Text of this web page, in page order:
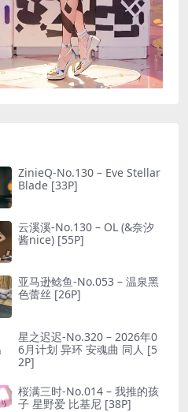
ZinieQ-No.130 – Eve Stellar
Blade [33P]
云溪溪-No.130 – OL (&奈汐
酱nice) [55P]
亚马逊鲶鱼-No.053 – 温泉黑
色蕾丝 [26P]
星之迟迟-No.320 – 2026年0
6月计划 异环 安魂曲 同人 [5
2P]
桜满三时-No.014 – 我推的孩
子 星野爱 比基尼 [38P]